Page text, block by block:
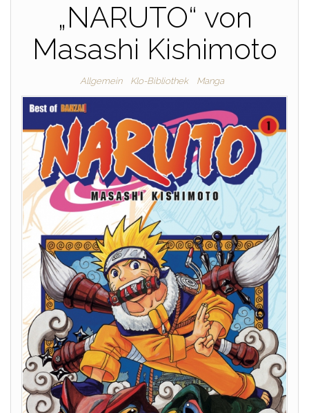
„NARUTO“ von
Masashi Kishimoto
Allgemein Klo-Bibliothek Manga